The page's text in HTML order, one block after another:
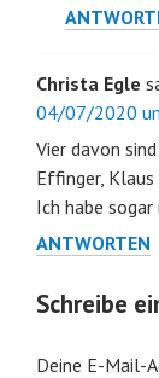
Christa Egle
04/07/2020
Vier davon
Effinger, Klaus
Ich habe
ANTWORTEN
Schreibe
Deine E-Mail-